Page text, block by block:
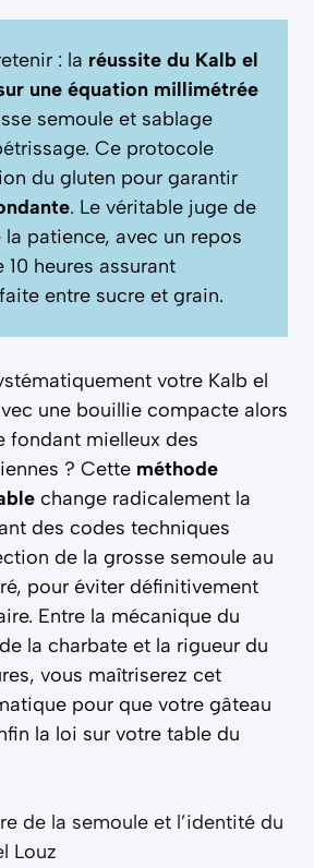
: la réussite du Kalb el
une équation millimétrée
semoule et sablage
Ce protocole
du gluten pour garantir
. Le véritable juge de
patience, avec un repos
heures assurant
entre sucre et grain.
votre Kalb el
une bouillie compacte alors
fondant mielleux des
? Cette méthode
change radicalement la
des codes techniques
de la grosse semoule au
pour éviter définitivement
Entre la mécanique du
la charbate et la rigueur du
vous maîtriserez cet
pour que votre gâteau
la loi sur votre table du
de la semoule et l’identité du
Louz